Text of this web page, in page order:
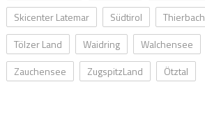
Skicenter Latemar
Südtirol Thierbach
Tölzer Land
Waidring Walchensee
Zauchensee
ZugspitzLand Ötztal